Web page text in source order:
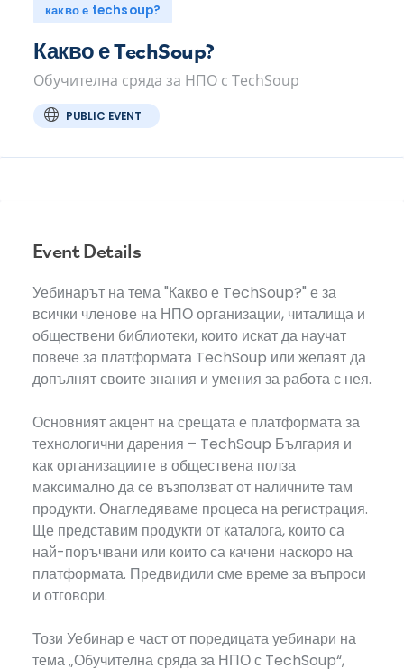
какво е techsoup?
Какво е TechSoup?
Обучителна сряда за НПО с TechSoup
PUBLIC EVENT
Event Details
Уебинарът на тема "Какво е TechSoup?" е за
всички членове на НПО организации, читалища и
обществени библиотеки, които искат да научат
повече за платформата TechSoup или желаят да
допълнят своите знания и умения за работа с нея.
Основният акцент на срещата е платформата за
технологични дарения – TechSoup България и
как организациите в обществена полза
максимално да се възползват от наличните там
продукти. Онагледяваме процеса на регистрация.
Ще представим продукти от каталога, които са
най-поръчвани или които са качени наскоро на
платформата. Предвидили сме време за въпроси
и отговори.
Този Уебинар е част от поредицата уебинари на
тема „Обучителна сряда за НПО с TechSoup“,